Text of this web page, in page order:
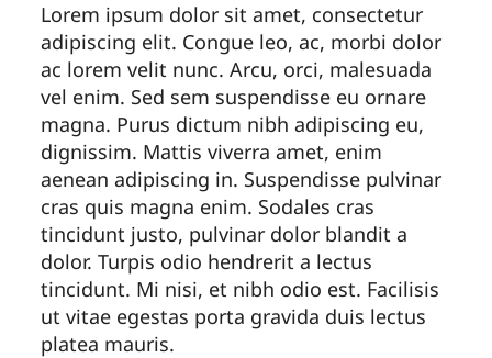
Lorem ipsum dolor sit amet, consectetur
adipiscing elit. Congue leo, ac, morbi dolor
ac lorem velit nunc. Arcu, orci, malesuada
vel enim. Sed sem suspendisse eu ornare
magna. Purus dictum nibh adipiscing eu,
dignissim. Mattis viverra amet, enim
aenean adipiscing in. Suspendisse pulvinar
cras quis magna enim. Sodales cras
tincidunt justo, pulvinar dolor blandit a
dolor. Turpis odio hendrerit a lectus
tincidunt. Mi nisi, et nibh odio est. Facilisis
ut vitae egestas porta gravida duis lectus
platea mauris.